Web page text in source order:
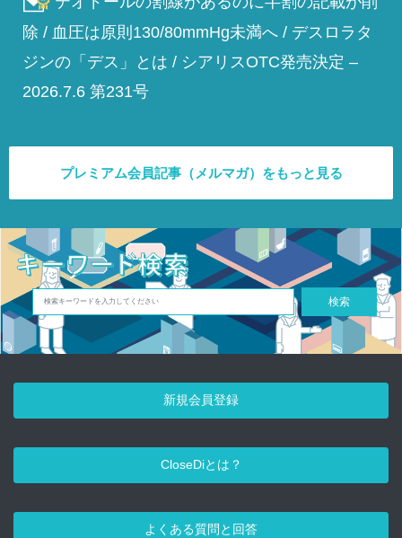
除 / 血圧は原則130/80mmHg未満へ / デスロラタ
ジンの「デス」とは / シアリスOTC発売決定 –
2026.7.6 第231号
プレミアム会員記事（メルマガ）をもっと見る
検索
新規会員登録
CloseDiとは？
よくある質問と回答